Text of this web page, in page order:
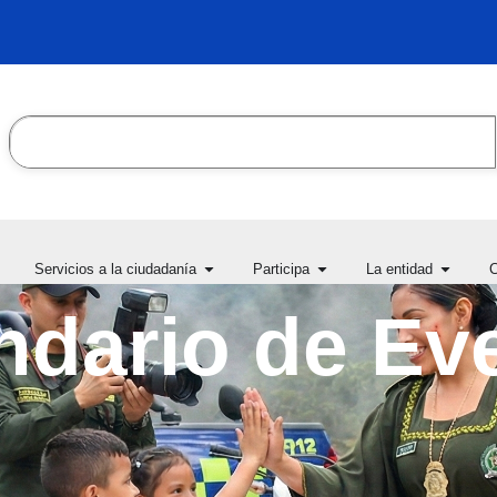
Search
Transparencia y acceso
información pública
Servicios a la ciudadanía Open Servicios a la ciudadanía
Participa Open Participa
La entidad Open
de